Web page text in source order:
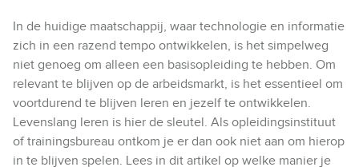
In de huidige maatschappij, waar technologie en informatie
zich in een razend tempo ontwikkelen, is het simpelweg
niet genoeg om alleen een basisopleiding te hebben. Om
relevant te blijven op de arbeidsmarkt, is het essentieel om
voortdurend te blijven leren en jezelf te ontwikkelen.
Levenslang leren is hier de sleutel. Als opleidingsinstituut
of trainingsbureau ontkom je er dan ook niet aan om hierop
in te blijven spelen. Lees in dit artikel op welke manier je